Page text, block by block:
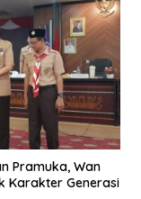
Pramuka, Wan
Karakter Generasi